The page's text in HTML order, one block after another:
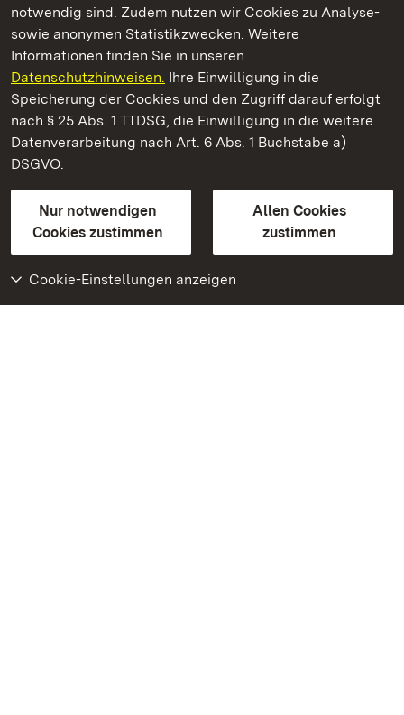
notwendig sind. Zudem nutzen wir Cookies zu Analyse-
sowie anonymen Statistikzwecken. Weitere
Informationen finden Sie in unseren
Datenschutzhinweisen. Ihre Einwilligung in die
Speicherung der Cookies und den Zugriff darauf erfolgt
nach § 25 Abs. 1 TTDSG, die Einwilligung in die weitere
Datenverarbeitung nach Art. 6 Abs. 1 Buchstabe a)
DSGVO.
Nur notwendigen
Cookies zustimmen
Allen Cookies
zustimmen
Cookie-Einstellungen anzeigen
Staatliche Schlösser und Gärten Baden‑Württemberg
Staatliche Schlösser und Gärten Baden-Württemberg
Kontakt
GebärdenspracheLeichte Sprache
Erklärung zur Barrierefreiheit
BITV-konform (geprüfte Seiten)
Weiteres